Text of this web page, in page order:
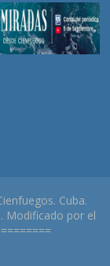
Cuba.
Modificado por el